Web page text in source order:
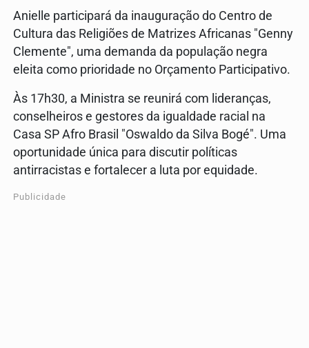
Anielle participará da inauguração do Centro de
Cultura das Religiões de Matrizes Africanas "Genny
Clemente", uma demanda da população negra
eleita como prioridade no Orçamento Participativo.
Às 17h30, a Ministra se reunirá com lideranças,
conselheiros e gestores da igualdade racial na
Casa SP Afro Brasil "Oswaldo da Silva Bogé". Uma
oportunidade única para discutir políticas
antirracistas e fortalecer a luta por equidade.
Publicidade